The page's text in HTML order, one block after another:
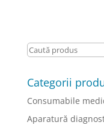
Categorii
Consumabile
Aparatură